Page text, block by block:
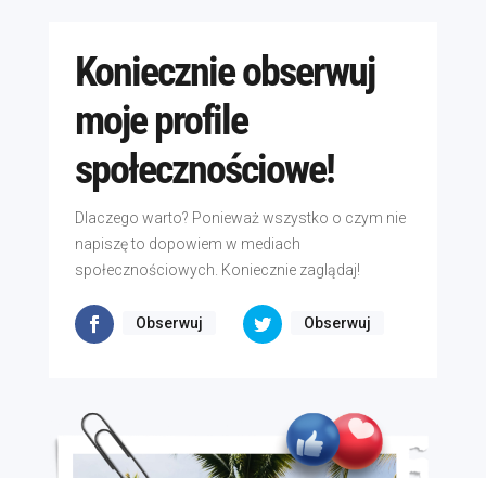
Koniecznie obserwuj
moje profile
społecznościowe!
Dlaczego warto? Ponieważ wszystko o czym nie
napiszę to dopowiem w mediach
społecznościowych. Koniecznie zaglądaj!
Obserwuj Obserwuj